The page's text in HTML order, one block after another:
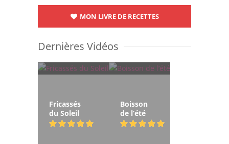
MON LIVRE DE RECETTES
Dernières Vidéos
Fricassés
du Soleil
Boisson
de l’été